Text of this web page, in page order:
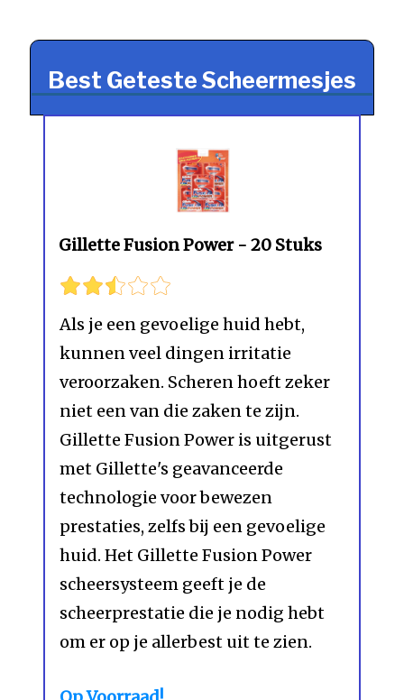
Best Geteste Scheermesjes
Gillette Fusion Power - 20 Stuks
Als je een gevoelige huid hebt,
kunnen veel dingen irritatie
veroorzaken. Scheren hoeft zeker
niet een van die zaken te zijn.
Gillette Fusion Power is uitgerust
met Gillette's geavanceerde
technologie voor bewezen
prestaties, zelfs bij een gevoelige
huid. Het Gillette Fusion Power
scheersysteem geeft je de
scheerprestatie die je nodig hebt
om er op je allerbest uit te zien.